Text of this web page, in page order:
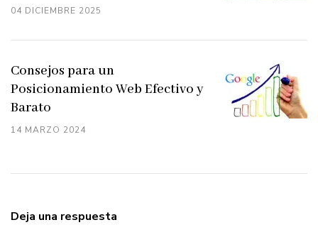
04 DICIEMBRE 2025
14 MARZO 2024
Consejos para un
Posicionamiento Web Efectivo y
Barato
Deja una respuesta